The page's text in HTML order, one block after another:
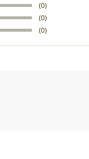
(0)
(0)
(0)